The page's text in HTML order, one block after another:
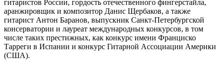
гитаристов России, гордость отечественного фингерстайла,
аранжировщик и композитор Данис Щербаков, а также
гитарист Антон Баранов, выпускник Санкт-Петербургской
консерватории и лауреат международных конкурсов, в том
числе таких престижных, как конкурс имени Франциско
Тарреги в Испании и конкурс Гитарной Ассоциации Америки
(США).